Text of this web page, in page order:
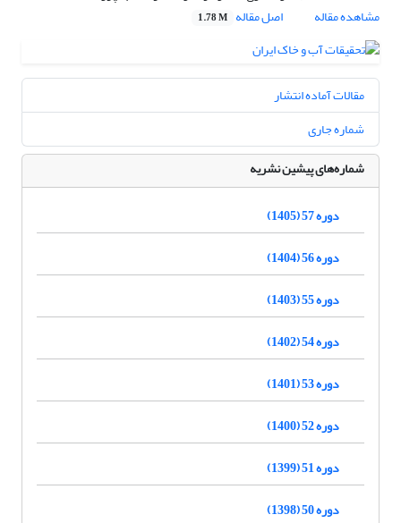
مشاهده مقاله
اصل مقاله 1.78 M
مقالات آماده انتشار
شماره جاری
شماره‌های پیشین نشریه
دوره 57 (1405)
دوره 56 (1404)
دوره 55 (1403)
دوره 54 (1402)
دوره 53 (1401)
دوره 52 (1400)
دوره 51 (1399)
دوره 50 (1398)